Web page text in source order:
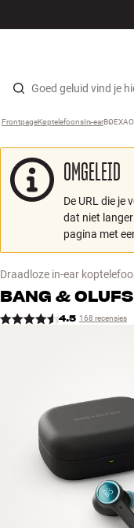
Skip to content
Luidsprekers
Koptelefoons
Surround
Tv
Systeem
Kabels
INSPIRATIE
MERKEN
NIEUW
Frontpage ›
Koptelefoons ›
In-ear ›
BOEXAO
OMGELEID
De URL die je
dat niet
pagina met
Draadloze in-ear
BANG &
4.5 168 recensies